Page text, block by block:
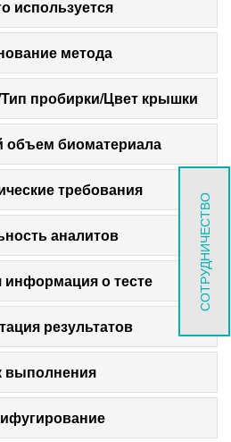
используется
метода
пробирки/Цвет крышки
биоматериала
требования
аналитов
информация о тесте
результатов
выполнения
СОТРУДНИЧЕСТВО